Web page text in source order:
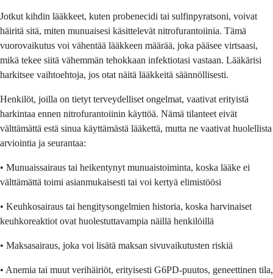
Jotkut kihdin lääkkeet, kuten probenecidi tai sulfinpyratsoni, voivat
häiritä sitä, miten munuaisesi käsittelevät nitrofurantoiinia. Tämä
vuorovaikutus voi vähentää lääkkeen määrää, joka pääsee virtsaasi,
mikä tekee siitä vähemmän tehokkaan infektiotasi vastaan. Lääkärisi
harkitsee vaihtoehtoja, jos otat näitä lääkkeitä säännöllisesti.
Henkilöt, joilla on tietyt terveydelliset ongelmat, vaativat erityistä
harkintaa ennen nitrofurantoiinin käyttöä. Nämä tilanteet eivät
välttämättä estä sinua käyttämästä lääkettä, mutta ne vaativat huolellista
arviointia ja seurantaa:
• Munuaissairaus tai heikentynyt munuaistoiminta, koska lääke ei
välttämättä toimi asianmukaisesti tai voi kertyä elimistöösi
• Keuhkosairaus tai hengitysongelmien historia, koska harvinaiset
keuhkoreaktiot ovat huolestuttavampia näillä henkilöillä
• Maksasairaus, joka voi lisätä maksan sivuvaikutusten riskiä
• Anemia tai muut verihäiriöt, erityisesti G6PD-puutos, geneettinen tila,